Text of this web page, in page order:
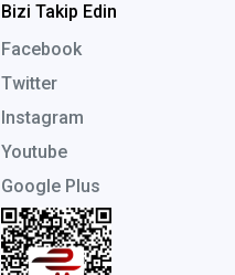
Bizi Takip Edin
Facebook
Twitter
Instagram
Youtube
Google Plus